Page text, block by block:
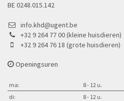
BE 0248.015.142
info.khd@ugent.be
+32 9 264 77 00 (kleine huisdieren)
+32 9 264 76 18 (grote huisdieren)
Openingsuren
ma: 8 - 12 u.
di:
8 - 12 u.